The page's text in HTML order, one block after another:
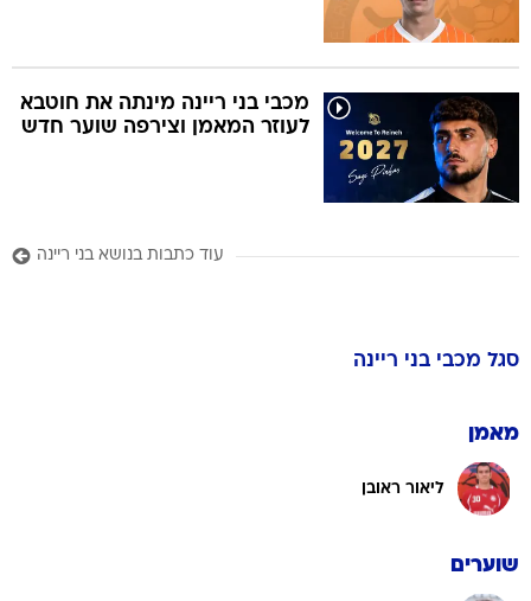
מכבי בני ריינה מינתה את חוטבא
לעוזר המאמן וצירפה שוער חדש
עוד כתבות בנושא בני ריינה
סגל מכבי בני ריינה
מאמן
ליאור ראובן
שוערים